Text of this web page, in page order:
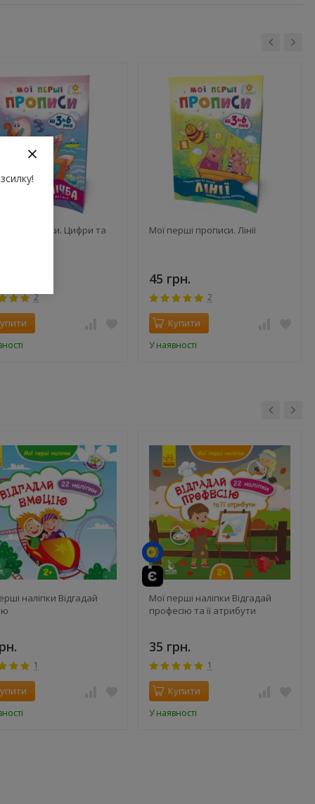
прописи. Цифри та
2
Мої перші прописи. Лінії
45 грн.
2
Купити
У наявності
наліпки Відгадай
1
Мої перші наліпки Відгадай
професію та її атрибути
35 грн.
1
Купити
У наявності